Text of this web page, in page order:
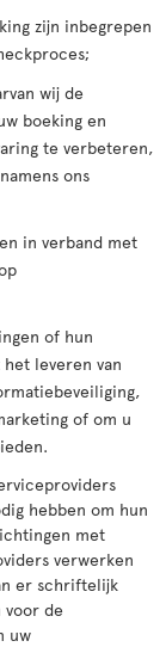
zijn inbegrepen
wij de
boeking en
te verbeteren,
ons
in verband met
of hun
leveren van
of om u
hebben om hun
met
verwerken
er schriftelijk
voor de
uw